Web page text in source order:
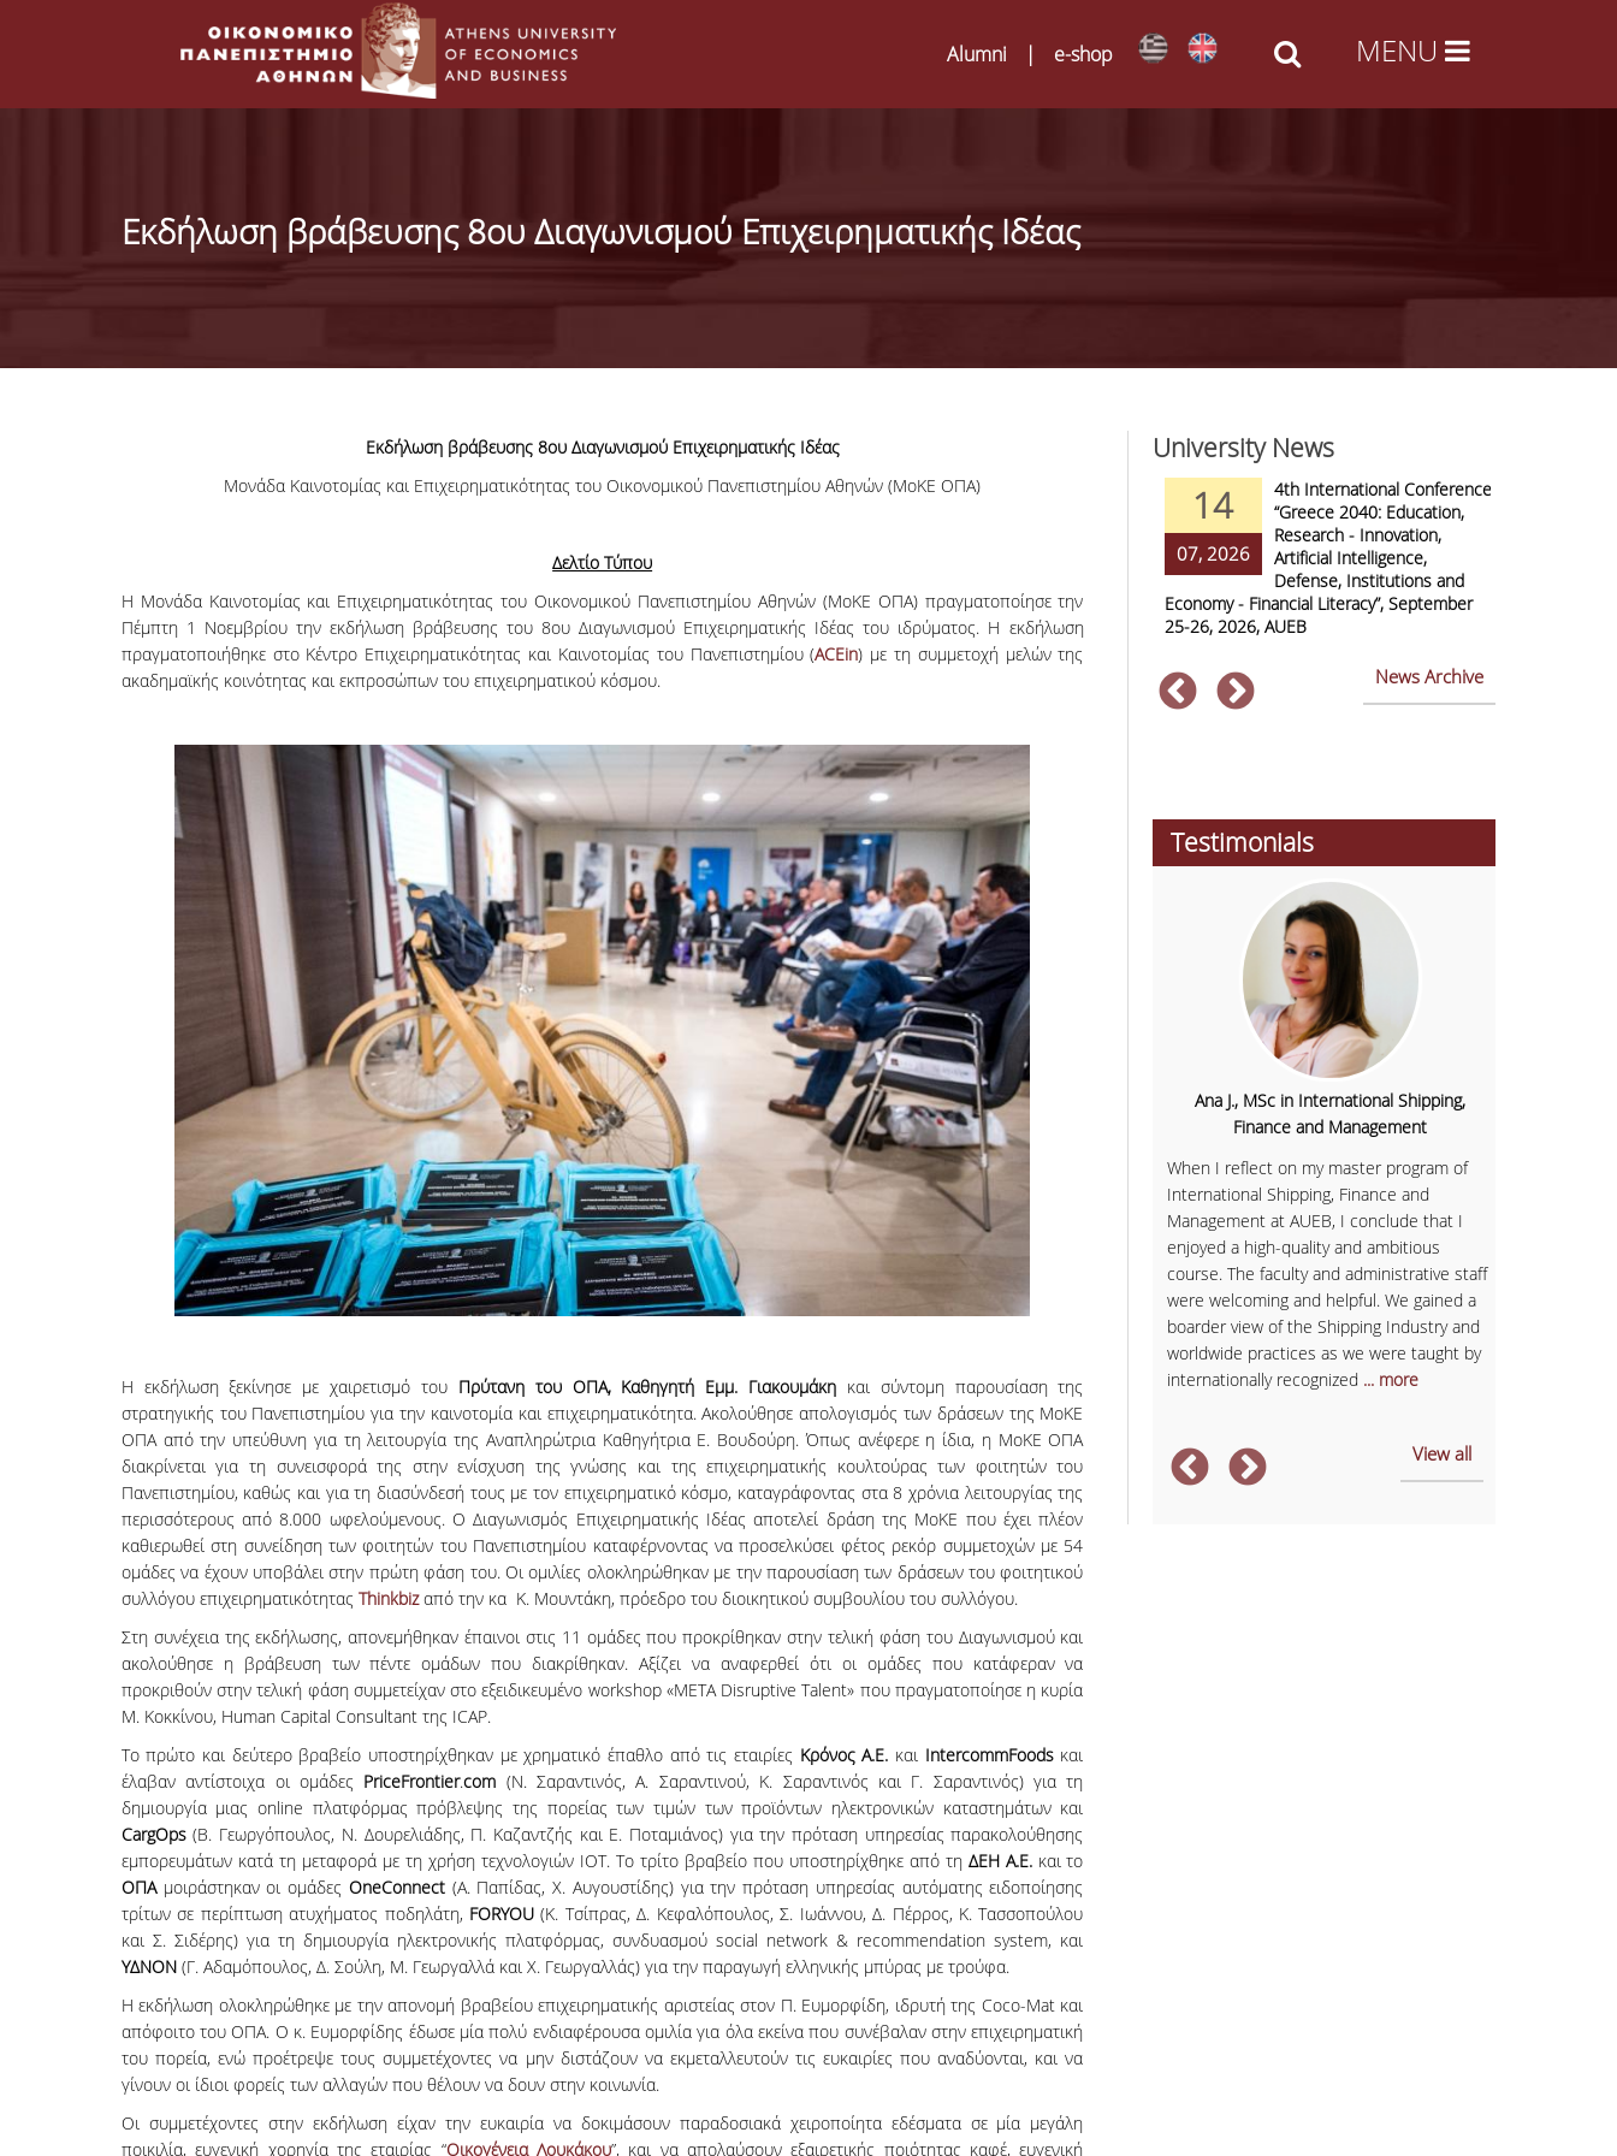
Alumni | e-shop
Εκδήλωση βράβευσης 8ου Διαγωνισμού Επιχειρηματικής Ιδέας
Εκδήλωσηβράβευσης 8ου Διαγωνισμού Επιχειρηματικής Ιδέας
Μονάδα Καινοτομίας και Επιχειρηματικότητας του Οικονομικού Πανεπιστημίου Αθηνών (ΜοΚΕ ΟΠΑ)
Δελτίο Τύπου
Η Μονάδα Καινοτομίας και Επιχειρηματικότητας του Οικονομικού Πανεπιστημίου Αθηνών (ΜοΚΕ ΟΠΑ) πραγματοποίησε την
Πέμπτη 1 Νοεμβρίου την εκδήλωση βράβευσης του 8ου Διαγωνισμού Επιχειρηματικής Ιδέας του ιδρύματος. Η εκδήλωση
πραγματοποιήθηκε στο Κέντρο Επιχειρηματικότητας και Καινοτομίας του Πανεπιστημίου (ACEin) με τη συμμετοχή μελών της
ακαδημαϊκής κοινότητας και εκπροσώπων του επιχειρηματικού κόσμου.
Η εκδήλωση ξεκίνησε με χαιρετισμό του Πρύτανη του ΟΠΑ, Καθηγητή Εμμ. Γιακουμάκη και σύντομη παρουσίαση της
στρατηγικής του Πανεπιστημίου για την καινοτομία και επιχειρηματικότητα. Ακολούθησε απολογισμός των δράσεων της ΜοΚΕ
ΟΠΑ από την υπεύθυνη για τη λειτουργία της Αναπληρώτρια Καθηγήτρια Ε. Βουδούρη. Όπως ανέφερε η ίδια, η ΜοΚΕ ΟΠΑ
διακρίνεται για τη συνεισφορά της στην ενίσχυση της γνώσης και της επιχειρηματικής κουλτούρας των φοιτητών του
Πανεπιστημίου, καθώς και για τη διασύνδεσή τους με τον επιχειρηματικό κόσμο, καταγράφοντας στα 8 χρόνια λειτουργίας της
περισσότερους από 8.000 ωφελούμενους. Ο Διαγωνισμός Επιχειρηματικής Ιδέας αποτελεί δράση της ΜοΚΕ που έχει πλέον
καθιερωθεί στη συνείδηση των φοιτητών του Πανεπιστημίου καταφέρνοντας να προσελκύσει φέτος ρεκόρ συμμετοχών με 54
ομάδες να έχουν υποβάλει στην πρώτη φάση του. Οι ομιλίες ολοκληρώθηκαν με την παρουσίαση των δράσεων του φοιτητικού
συλλόγου επιχειρηματικότητας Thinkbizαπό την κα Κ. Μουντάκη, πρόεδρο του διοικητικού συμβουλίου του συλλόγου.
Στη συνέχεια της εκδήλωσης, απονεμήθηκαν έπαινοι στις 11 ομάδες που προκρίθηκαν στην τελική φάση του Διαγωνισμού και
ακολούθησε η βράβευση των πέντε ομάδων που διακρίθηκαν. Αξίζει να αναφερθεί ότι οι ομάδες που κατάφεραν να
προκριθούν στην τελική φάση συμμετείχαν στο εξειδικευμένο workshop «META Disruptive Talent» που πραγματοποίησε η κυρία
Μ. Κοκκίνου, Human Capital Consultant της ICAP.
Το πρώτο και δεύτερο βραβείο υποστηρίχθηκαν με χρηματικό έπαθλο από τις εταιρίες Κρόνος Α.Ε. και IntercommFoodsκαι
έλαβαν αντίστοιχα οι ομάδες PriceFrontier.com (Ν. Σαραντινός, Α. Σαραντινού, Κ. Σαραντινός και Γ. Σαραντινός) για τη
δημιουργία μιας online πλατφόρμας πρόβλεψης της πορείας των τιμών των προϊόντων ηλεκτρονικών καταστημάτων και
CargOps(Β. Γεωργόπουλος, Ν. Δουρελιάδης, Π. Καζαντζής και Ε. Ποταμιάνος) για την πρόταση υπηρεσίας παρακολούθησης
εμπορευμάτων κατά τη μεταφορά με τη χρήση τεχνολογιών IOT. Το τρίτο βραβείο που υποστηρίχθηκε από τη ΔΕΗ Α.Ε. και το
ΟΠΑμοιράστηκαν οι ομάδες OneConnect(Α. Παπίδας, Χ. Αυγουστίδης) για την πρόταση υπηρεσίας αυτόματης ειδοποίησης
τρίτων σε περίπτωση ατυχήματος ποδηλάτη, FORYOU (Κ. Τσίπρας, Δ. Κεφαλόπουλος, Σ. Ιωάννου, Δ. Πέρρος, Κ. Τασσοπούλου
και Σ. Σιδέρης) για τη δημιουργία ηλεκτρονικής πλατφόρμας, συνδυασμού social network & recommendation system, και
ΥΔΝΟΝ (Γ. Αδαμόπουλος, Δ. Σούλη, Μ. Γεωργαλλά και Χ. Γεωργαλλάς) για την παραγωγή ελληνικής μπύρας με τρούφα.
Η εκδήλωση ολοκληρώθηκε με την απονομή βραβείου επιχειρηματικής αριστείας στον Π. Ευμορφίδη, ιδρυτή της Coco-Mat και
απόφοιτο του ΟΠΑ. Ο κ. Ευμορφίδης έδωσε μία πολύ ενδιαφέρουσα ομιλία για όλα εκείνα που συνέβαλαν στην επιχειρηματική
του πορεία, ενώ προέτρεψε τους συμμετέχοντες να μην διστάζουν να εκμεταλλευτούν τις ευκαιρίες που αναδύονται, και να
γίνουν οι ίδιοι φορείς των αλλαγών που θέλουν να δουν στην κοινωνία.
Οι συμμετέχοντες στην εκδήλωση είχαν την ευκαιρία να δοκιμάσουν παραδοσιακά χειροποίητα εδέσματα σε μία μεγάλη
ποικιλία, ευγενική χορηγία της εταιρίας “Οικογένεια Λουκάκου”, και να απολαύσουν εξαιρετικής ποιότητας καφέ, ευγενική
University News
02
Digital Humanities and Arts -
14
07, 2026
4th International Conference
“Greece 2040: Education,
Research - Innovation,
Artificial Intelligence,
Defense, Institutions and
Economy - Financial Literacy”, September
25-26, 2026, AUEB
News Archive
Testimonials
Marco B., MSc in International Shipping,
Finance & Management
If I look back and think about my
experience with the MSc in ISFM, I 'd say I
would definitely do it again. Nothing more
than this have given me a mix of academic
new horizons while enhancing my soft and
students' interests as... more
Ana J., MSc in International Shipping,
Finance and Management
When I reflect on my master program of
International Shipping, Finance and
Management at AUEB, I conclude that I
enjoyed a high-quality and ambitious
course. The faculty and administrative staff
were welcoming and helpful. We gained a
boarder view of the Shipping Industry and
worldwide practices as we were taught by
internationally recognized ... more
View all